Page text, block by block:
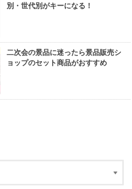
別・世代別がキーになる！
二次会の景品に迷ったら景品販売シ
ョップのセット商品がおすすめ